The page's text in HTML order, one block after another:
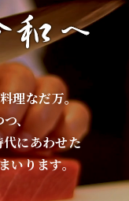
理なだ万。
、
にあわせた
いります。